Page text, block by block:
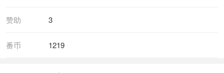
赞助 3
番币 1219